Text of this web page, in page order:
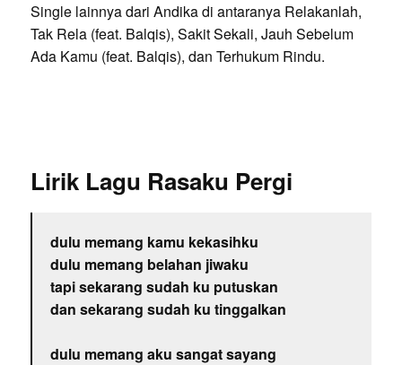
Single lainnya dari Andika di antaranya Relakanlah,
Tak Rela (feat. Balqis), Sakit Sekali, Jauh Sebelum
Ada Kamu (feat. Balqis), dan Terhukum Rindu.
Lirik Lagu Rasaku Pergi
dulu memang kamu kekasihku
dulu memang belahan jiwaku
tapi sekarang sudah ku putuskan
dan sekarang sudah ku tinggalkan
dulu memang aku sangat sayang